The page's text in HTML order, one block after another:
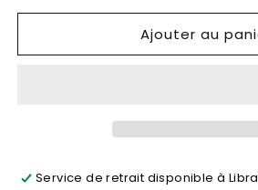
Ajouter au
Service de retrait disponible à